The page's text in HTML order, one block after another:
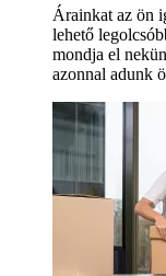
Árainkat az ön
lehető
mondja el
azonnal adunk